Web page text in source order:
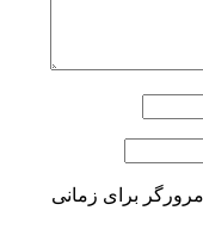
برای زمانی